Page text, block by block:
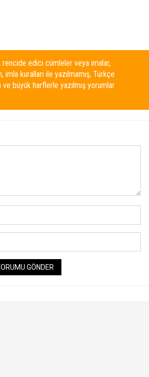
rencide edici cümleler veya imalar,
imla kuralları ile yazılmamış, Türkçe
ve büyük harflerle yazılmış yorumlar
GÖNDER